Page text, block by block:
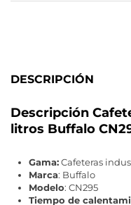
DESCRIPCIÓN
Descripción
litros Buffalo
Gama:Cafeteras
Marca: Buffalo
Modelo: CN295
Tiempo de